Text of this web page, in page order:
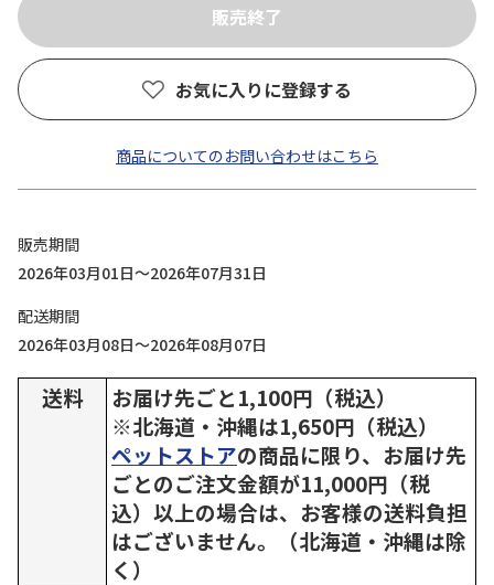
お気に入りに登録する
商品についてのお問い合わせはこちら
販売期間
2026年03月01日～2026年07月31日
配送期間
2026年03月08日～2026年08月07日
送料
お届け先ごと1,100円（税込）
※北海道・沖縄は1,650円（税込）
ペットストアの商品に限り、お届け先
ごとのご注文金額が11,000円（税
込）以上の場合は、お客様の送料負担
はございません。（北海道・沖縄は除
く）